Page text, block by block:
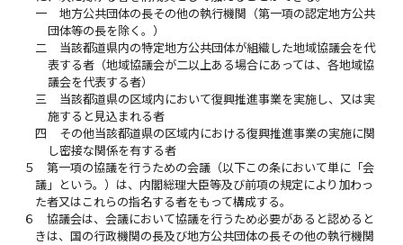
一
地方公共団体の長その他の執行機関（第一項の認定地方公共
団体等の長を除く。）
二
当該都道県内の特定地方公共団体が組織した地域協議会を代
表する者（地域協議会が二以上ある場合にあっては、各地域協
議会を代表する者）
三
当該都道県の区域内において復興推進事業を実施し、又は実
施すると見込まれる者
四
その他当該都道県の区域内における復興推進事業の実施に関
し密接な関係を有する者
５
第一項の協議を行うための会議（以下この条において単に「会
議」という。）は、内閣総理大臣等及び前項の規定により加わっ
た者又はこれらの指名する者をもって構成する。
６
協議会は、会議において協議を行うため必要があると認めると
きは、国の行政機関の長及び地方公共団体の長その他の執行機関